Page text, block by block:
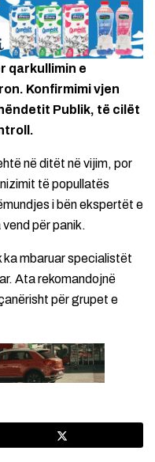
qarkullimin e
Konfirmimi vjen
Publik, të cilët
në ditët në vijim, por
të popullatës
i bën ekspertët e
për panik.
ka mbaruar specialistët
Ata rekomandojnë
për grupet e